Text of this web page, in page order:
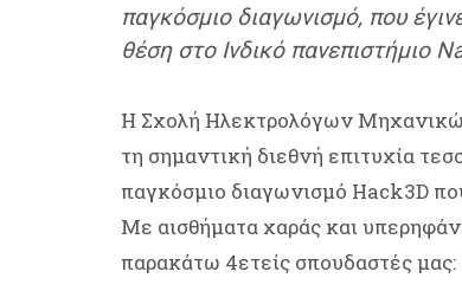
παγκόσμιο διαγωνισμό, που
θέση στο Ινδικό
Η Σχολή Ηλεκτρολόγων
τη σημαντική διεθνή επιτυχία
παγκόσμιο διαγωνισμό Hack3D
Με αισθήματα χαράς και
παρακάτω 4ετείς σπουδαστές μας: